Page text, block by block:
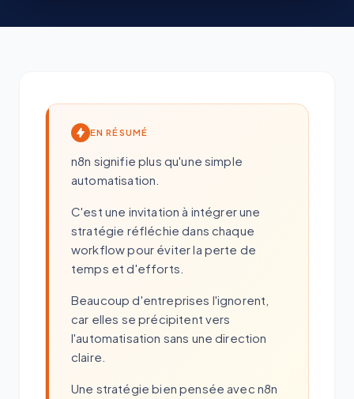
EN RÉSUMÉ
n8n signifie plus qu'une simple
automatisation.
C'est une invitation à intégrer une
stratégie réfléchie dans chaque
workflow pour éviter la perte de
temps et d'efforts.
Beaucoup d'entreprises l'ignorent,
car elles se précipitent vers
l'automatisation sans une direction
claire.
Une stratégie bien pensée avec n8n